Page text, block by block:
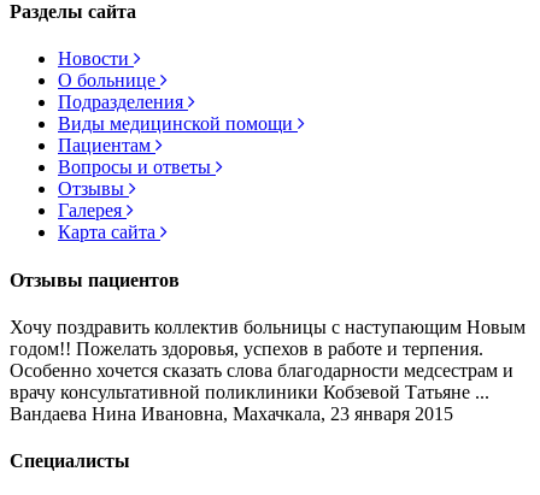
Разделы сайта
Новости
О больнице
Подразделения
Виды медицинской помощи
Пациентам
Вопросы и ответы
Отзывы
Галерея
Карта сайта
Отзывы пациентов
Хочу поздравить коллектив больницы с наступающим Новым
годом!! Пожелать здоровья, успехов в работе и терпения.
Особенно хочется сказать слова благодарности медсестрам и
врачу консультативной поликлиники Кобзевой Татьяне ...
Вандаева Нина Ивановна, Махачкала, 23 января 2015
Специалисты